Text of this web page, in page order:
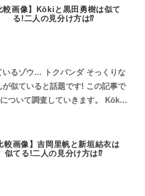
較画像】Kōkiと黒田勇樹は似て
る!二人の見分け方は⁉
いるゾウ… トクパンダ そっくりな
似ていると話題です! この記事で
ついて調査していきます。 Kōki
較画像】吉岡里帆と新垣結衣は
似てる!二人の見分け方は⁉